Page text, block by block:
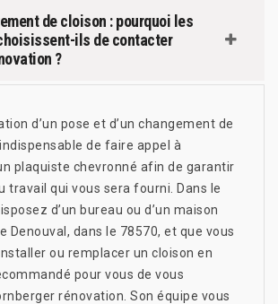
de cloison : pourquoi les
ils de contacter
?
d’un pose et d’un changement de
de faire appel à
plaquiste chevronné afin de garantir
travail qui vous sera fourni. Dans le
d’un bureau ou d’un maison
Denouval, dans le 78570, et que vous
ou remplacer un cloison en
pour vous de vous
rénovation. Son équipe vous